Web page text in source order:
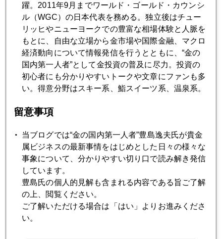
３３００～３５００のレンジで大乱高下
2025年04月22日
また、一日１００ドル近く急騰、３５００ドル視野
2025年04月21日
イースター休暇明け、アジア時間で金続騰
金急騰、やっと一服
2025年04月17日
米機関投資家調査、ＮＯ１の投資対象はアップル、メタを
押さえ「金」１位
躍。2011年9月までワールド・ゴールド・カウンシ
ル（WGC）の日本代表を務める。独立後はチュー
リッヒやニューヨークでの豊富な相場体験と人脈を
もとに、自由な立場から金市場や国際金融、マクロ
経済動向について情報発信を行うとともに、“金の
国内第一人者”として金投資の普及に尽力。投資の
初心者にも分かりやすいトークや文章にファンも多
い。得意分野はスキー系、鮨スイーツ系、温泉系。
留意事項
当ブログでは“金の国内第一人者”豊島逸夫氏が貴金
属ビジネスの最新事情をはじめとした日々の様々な
事象について、分かりやすい切り口で読み解き発信
しています。
豊島氏の個人的見解も含まれる内容である旨ご了解
の上、閲覧ください。
ご了解いただける場合は「はい」よりお進みくださ
い。